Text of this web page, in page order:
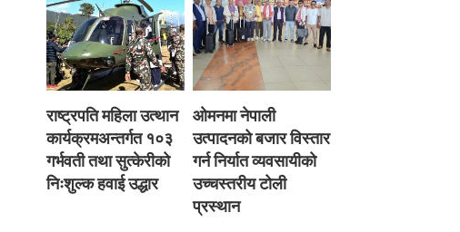
राष्ट्रपति महिला उत्थान
कार्यक्रमअन्तर्गत १०३
गर्भवती तथा सुत्केरीको
निःशुल्क हवाई उद्धार
ओमनमा नेपाली
उत्पादनको बजार विस्तार
गर्न निर्यात व्यवसायीको
उच्चस्तरीय टोली
प्रस्थान